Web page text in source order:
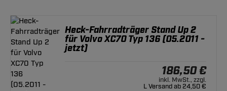
Heck-Fahrradträger Stand Up 2
für Volvo XC70 Typ 136 (05.2011 -
jetzt)
186,50 €
inkl. MwSt., zzgl.
L Versand ab 24,50 €